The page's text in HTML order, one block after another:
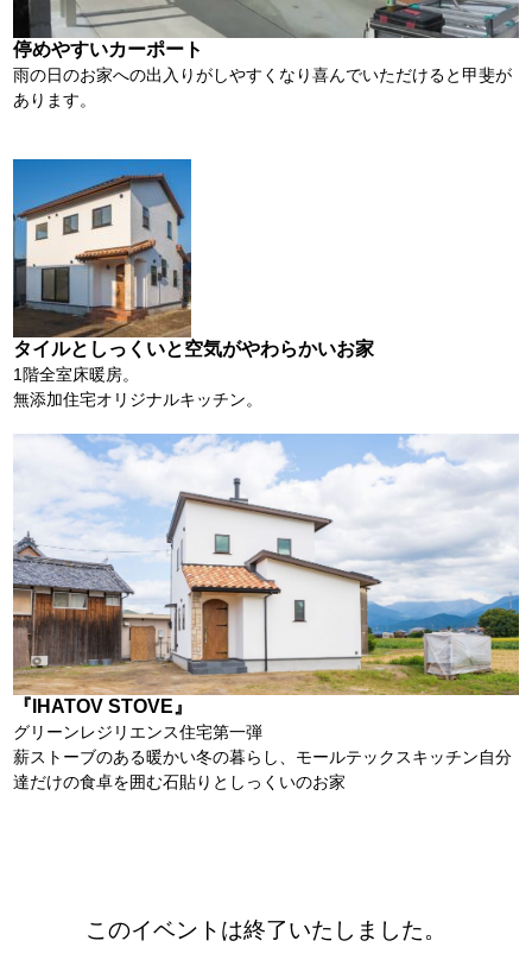
停めやすいカーポート
雨の日のお家への出入りがしやすくなり喜んでいただけると甲斐が
あります。
タイルとしっくいと空気がやわらかいお家
1階全室床暖房。
無添加住宅オリジナルキッチン。
『IHATOV STOVE』
グリーンレジリエンス住宅第一弾
薪ストーブのある暖かい冬の暮らし、モールテックスキッチン自分
達だけの食卓を囲む石貼りとしっくいのお家
このイベントは終了いたしました。